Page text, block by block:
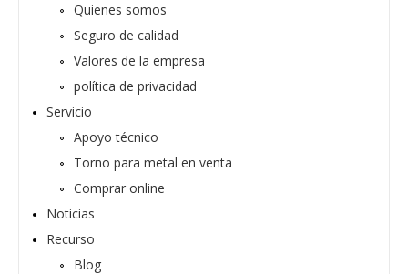
Quienes somos
Seguro de calidad
Valores de la empresa
política de privacidad
Servicio
Apoyo técnico
Torno para metal en venta
Comprar online
Noticias
Recurso
Blog